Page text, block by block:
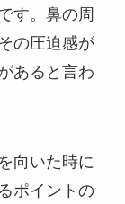
す。鼻の周
の圧迫感が
あると言わ
向いた時に
ポイントの